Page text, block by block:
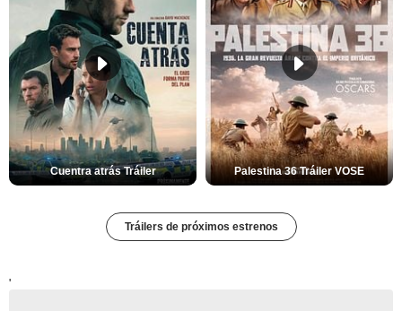
Cuentra atrás Tráiler Palestina 36 Tráiler VOSE
Tráilers de próximos estrenos
'